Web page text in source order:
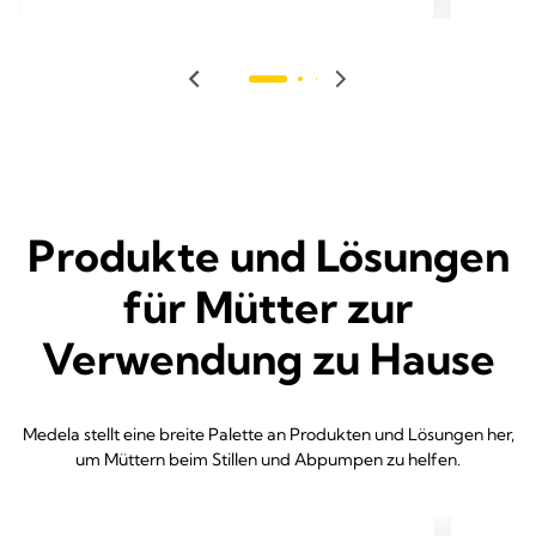
Produkte und Lösungen
für Mütter zur
Verwendung zu Hause
Medela stellt eine breite Palette an Produkten und Lösungen her,
um Müttern beim Stillen und Abpumpen zu helfen.